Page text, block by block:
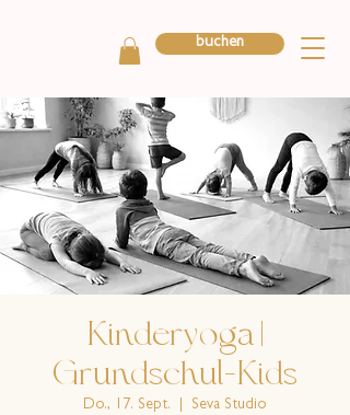
buchen
Kinderyoga |
Grundschul-Kids
Do., 17. Sept. Seva Studio